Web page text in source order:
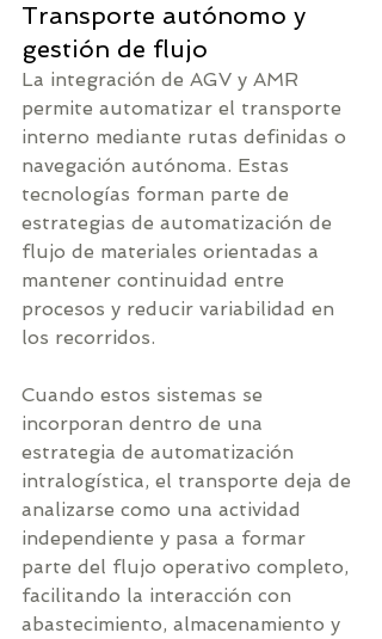
Transporte autónomo y
gestión de flujo
La integración de AGV y AMR
permite automatizar el transporte
interno mediante rutas definidas o
navegación autónoma. Estas
tecnologías forman parte de
estrategias de automatización de
flujo de materiales orientadas a
mantener continuidad entre
procesos y reducir variabilidad en
los recorridos.
Cuando estos sistemas se
incorporan dentro de una
estrategia de automatización
intralogística, el transporte deja de
analizarse como una actividad
independiente y pasa a formar
parte del flujo operativo completo,
facilitando la interacción con
abastecimiento, almacenamiento y